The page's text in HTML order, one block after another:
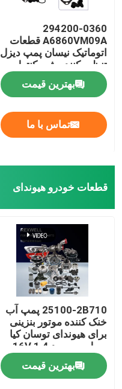
294200-0360
A6860VM09A قطعات
اتوماتیک نیسان پمپ دیزل
تنظیم کننده شیر کنترل
مکش 294200-0160
بهترین قیمت
تماس با ما
قطعات خودرو هیوندای
25100-2B710 پمپ آب
خنک کننده موتور بنزینی
برای هیوندای توسان کیا
سول ریو سید 1.4 16V
بهترین قیمت